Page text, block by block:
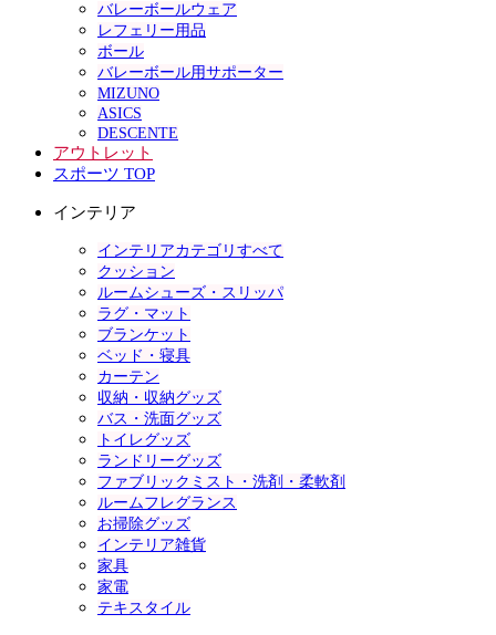
バレーボールウェア
レフェリー用品
ボール
バレーボール用サポーター
MIZUNO
ASICS
DESCENTE
アウトレット
スポーツ TOP
インテリア
インテリアカテゴリすべて
クッション
ルームシューズ・スリッパ
ラグ・マット
ブランケット
ベッド・寝具
カーテン
収納・収納グッズ
バス・洗面グッズ
トイレグッズ
ランドリーグッズ
ファブリックミスト・洗剤・柔軟剤
ルームフレグランス
お掃除グッズ
インテリア雑貨
家具
家電
テキスタイル